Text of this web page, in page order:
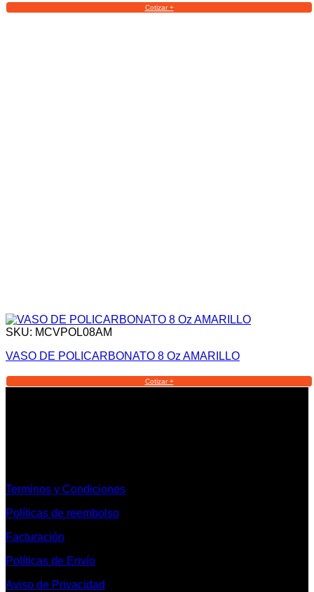
Cotizar +
SKU: MCVPOL08AM
VASO DE POLICARBONATO 8 Oz AMARILLO
Cotizar +
Terminos y Condiciones
Políticas de reembolso
Facturación
Políticas de Envío
Aviso de Privacidad